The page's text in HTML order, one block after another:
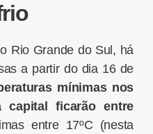
Rio Grande do Sul, há
a partir do dia 16 de
mínimas nos
capital ficarão entre
entre 17ºC (nesta